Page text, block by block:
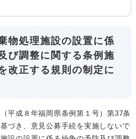
物処理施設の設置に係
び調整に関する条例施
改正する規則の制定に
平成８年福岡県条例第１号）第37条
づき、意見公募手続を実施しないで